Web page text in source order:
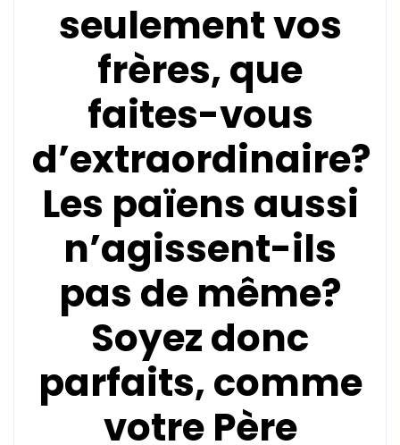
seulement vos
frères, que
faites-vous
d’extraordinaire?
Les païens aussi
n’agissent-ils
pas de même?
Soyez donc
parfaits, comme
votre Père